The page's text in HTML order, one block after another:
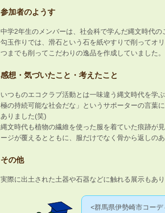
参加者のようす
中学2年生のメンバーは、社会科で学んだ縄文時代の
勾玉作りでは、滑石という石を紙やすりで削ってオ
つまでも削ってこだわりの逸品を作成していました。
感想・気づいたこと・考えたこと
いつものエコクラブ活動とは一味違う縄文時代を学
極の持続可能な社会だな」というサポーターの言葉
ありました(笑)
縄文時代も植物の繊維を使った服を着ていた痕跡が
ージが覆えるとともに、服だけでなく骨から返しの
その他
実際に出土された土器や石器などに触れる展示もあ
<群馬県伊勢崎市コー